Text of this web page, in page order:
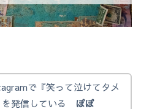
で『笑って泣けてタメ
を発信している
ぽぽ